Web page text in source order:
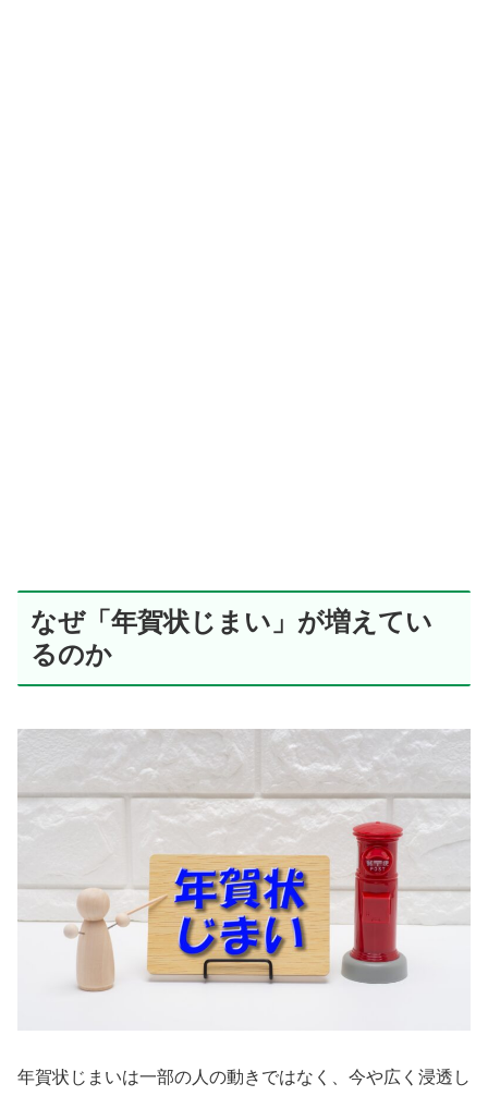
なぜ「年賀状じまい」が増えてい
るのか
年賀状じまいは一部の人の動きではなく、今や広く浸透し